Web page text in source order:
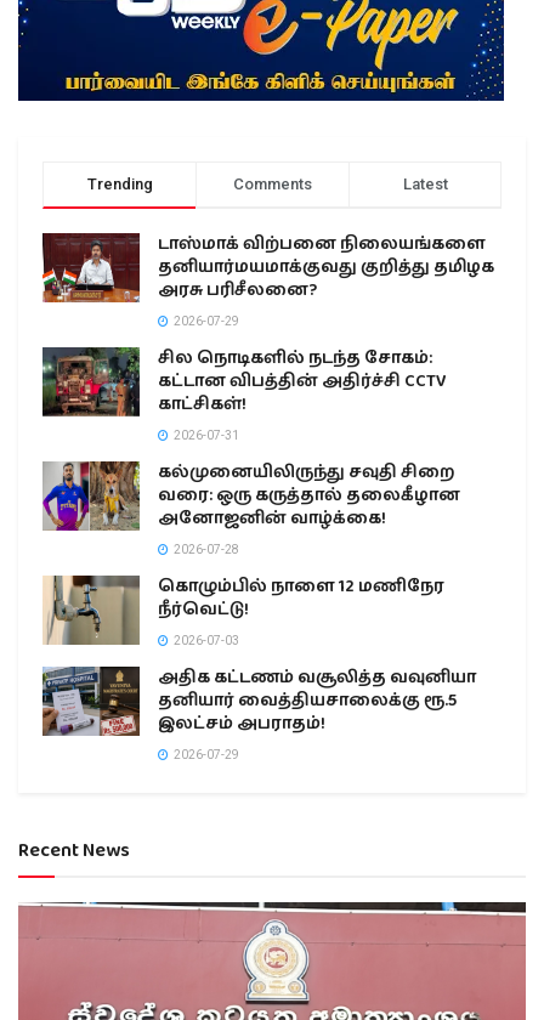
Trending Comments Latest
டாஸ்மாக் விற்பனை நிலையங்களை
தனியார்மயமாக்குவது குறித்து தமிழக
அரசு பரிசீலனை?
2026-07-29
சில நொடிகளில் நடந்த சோகம்:
கட்டான விபத்தின் அதிர்ச்சி CCTV
காட்சிகள்!
2026-07-31
கல்முனையிலிருந்து சவுதி சிறை
வரை: ஒரு கருத்தால் தலைகீழான
அனோஜனின் வாழ்க்கை!
2026-07-28
கொழும்பில் நாளை 12 மணிநேர
நீர்வெட்டு!
2026-07-03
அதிக கட்டணம் வசூலித்த வவுனியா
தனியார் வைத்தியசாலைக்கு ரூ.5
இலட்சம் அபராதம்!
2026-07-29
Recent News